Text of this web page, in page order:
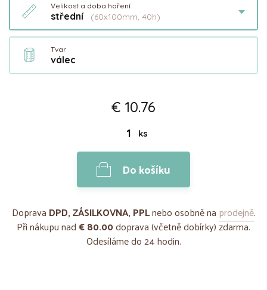
Velikost a doba hoření
střední (60x100mm, 40h)
Tvar
válec
€ 10.76
ks
Do košíku
Doprava DPD, ZÁSILKOVNA, PPLnebo osobně na prodejně.
Při nákupu nad€ 80.00doprava (včetně dobírky) zdarma.
Odesíláme do 24 hodin.